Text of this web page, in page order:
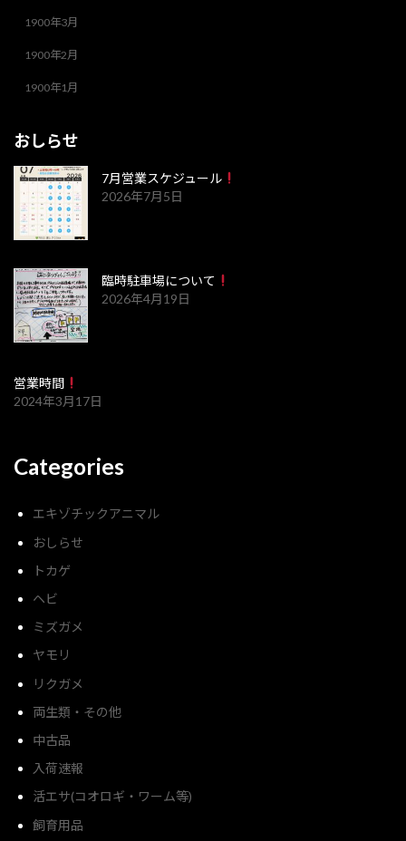
1900年3月
1900年2月
1900年1月
おしらせ
7月営業スケジュール
2026年7月5日
臨時駐車場について
2026年4月19日
営業時間
2024年3月17日
Categories
エキゾチックアニマル
おしらせ
トカゲ
ヘビ
ミズガメ
ヤモリ
リクガメ
両生類・その他
中古品
入荷速報
活エサ(コオロギ・ワーム等)
飼育用品